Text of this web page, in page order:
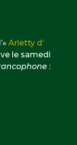
Arletty d’
le samedi
: